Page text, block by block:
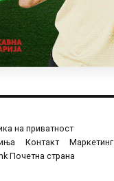
на приватност
Контакт
Маркетинг
Почетна страна